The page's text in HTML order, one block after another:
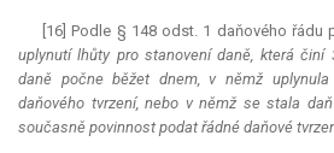
[16] Podle § 148 odst. 1 daňového řádu
uplynutí lhůty pro stanovení daně, která činí
daně počne běžet dnem, v němž
daňového tvrzení, nebo v němž se stala
současně povinnost podat řádné daňové